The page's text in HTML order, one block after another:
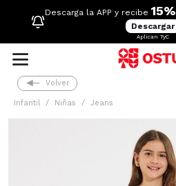
Descarga la APP y recibe 15%
Descargar
Aplican TyC
Volver
Infantil Niñas Jeans